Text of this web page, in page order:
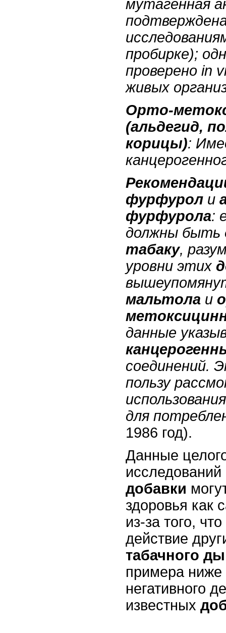
мутагенная
пробирке);
проверено in
живых
Орто-
(альдегид,
корицы):
фурфурол и
фурфурола:
должны быть
табаку,
уровни этих
мальтола и
данные
соединений.
пользу
для
1986 год).
Данные
добавки
здоровья как
из-за того,
действие
табачного
примера ниже
негативного
известных